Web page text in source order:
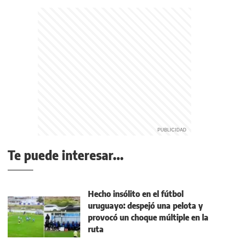
Te puede interesar...
Hecho insólito en el fútbol
uruguayo: despejó una pelota y
provocó un choque múltiple en la
ruta